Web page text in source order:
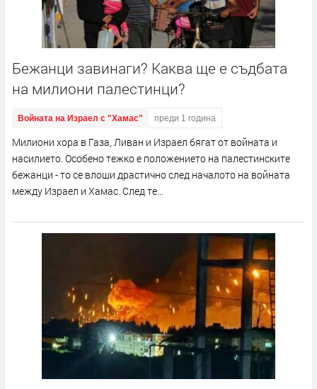
Бежанци завинаги? Каква ще е съдбата
на милиони палестинци?
Войната на Израел с "Хамас" преди 1 година
Милиони хора в Газа, Ливан и Израел бягат от войната и
насилието. Особено тежко е положението на палестинските
бежанци - то се влоши драстично след началото на войната
между Израел и Хамас. След те...